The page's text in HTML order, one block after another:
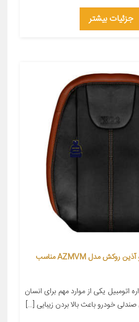
جزئیات بیشتر
روکش صندلی خودرو آذین روکش مدل AZMVM مناسب
یکی از موارد مهم برای انسان
خودرو باعث بالا بردن زیبایی […]